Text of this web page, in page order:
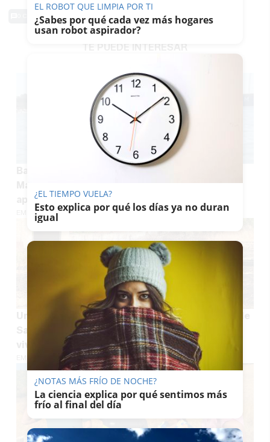
0 Comentarios
TE PUEDE INTERESAR
Baños con gasolina en la playa de Puente
Mayorga: indignación en San Roque por la
aparición de combustible en el mar
EMILIO CABRERA
Una familia se queda sin hogar en el incendio de
San Roque: el fuego calcina una de las 19
viviendas desalojadas
EMILIO CABRERA
EL ROBOT QUE LIMPIA POR TI
¿Sabes por qué cada vez más hogares
usan robot aspirador?
¿EL TIEMPO VUELA?
Esto explica por qué los días ya no duran
igual
¿NOTAS MÁS FRÍO DE NOCHE?
La ciencia explica por qué sentimos más
frío al final del día